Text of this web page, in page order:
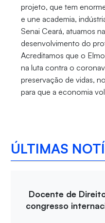
projeto, que tem
e une academia,
Senai Ceará, atuamos
desenvolvimento do
Acreditamos que o
na luta contra o
preservação de vidas,
para que a economia
ÚLTIMAS
Docente de
congresso